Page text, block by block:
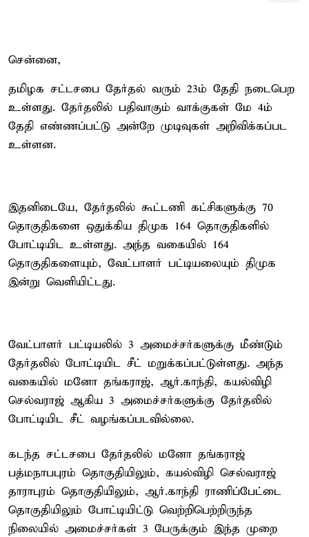
சென்னை,
தமிழக சட்டசபை தேர்தல் வரும் 23ம் தேதி நடைபெற
உள்ளது. தேர்தலில் பதிவாகும் வாக்குகள் மே 4ம்
தேதி எண்ணப்பட்டு அன்றே முடிவுகள் அறிவிக்கப்பட
உள்ளன.
இதனிடையே, தேர்தலில் கூட்டணி கட்சிகளுக்கு 70
தொகுதிகளை ஒதுக்கிய திமுக 164 தொகுதிகளில்
போட்டியிட உள்ளது. அந்த வகையில் 164
தொகுதிகளையும், வேட்பாளர் பட்டியலையும் திமுக
இன்று வெளியிட்டது.
வேட்பாளர் பட்டியலில் 3 அமைச்சர்களுக்கு மீண்டும்
தேர்தலில் போட்டியிட சீட் மறுக்கப்பட்டுள்ளது. அந்த
வகையில் மனோ தங்கராஜ், ஆர்.காந்தி, கயல்விழி
செல்வராஜ் ஆகிய 3 அமைச்சர்களுக்கு தேர்தலில்
போட்டியிட சீட் வழங்கப்படவில்லை.
கடந்த சட்டசபை தேர்தலில் மனோ தங்கராஜ்
பத்மநாபபுரம் தொகுதியிலும், கயல்விழி செல்வராஜ்
தாராபுரம் தொகுதியிலும், ஆர்.காந்தி ராணிப்பேட்டை
தொகுதியிலும் போட்டியிட்டு வெற்றிபெற்றிருந்த
நிலையில் அமைச்சர்கள் 3 பேருக்கும் இந்த முறை